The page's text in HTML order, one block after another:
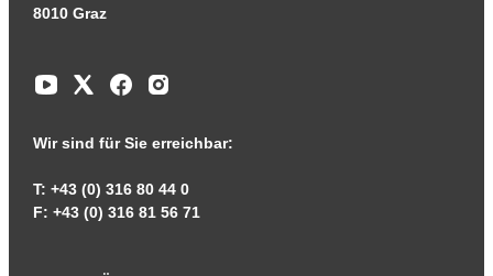
8010 Graz
Wir sind für Sie erreichbar:
T: +43 (0) 316 80 44 0
F: +43 (0) 316 81 56 71